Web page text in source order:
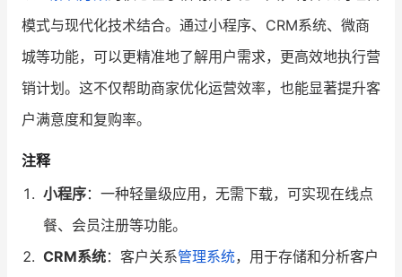
模式与现代化技术结合。通过小程序、CRM系统、微商
城等功能，可以更精准地了解用户需求，更高效地执行营
销计划。这不仅帮助商家优化运营效率，也能显著提升客
户满意度和复购率。
注释
小程序：一种轻量级应用，无需下载，可实现在线点
餐、会员注册等功能。
CRM系统：客户关系管理系统，用于存储和分析客户